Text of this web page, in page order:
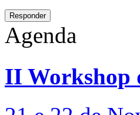
Agenda
II Workshop